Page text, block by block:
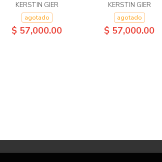
KERSTIN GIER
agotado
$ 57,000.00
KERSTIN GIER
agotado
$ 57,000.00